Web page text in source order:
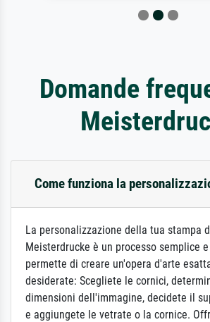
Domande
Come funziona la
La personalizzazione della tua stampa
Meisterdrucke è un processo semplice
permette di creare un'opera d'arte
desiderate: Scegliete le cornici,
dimensioni dell'immagine, decidete il
e aggiungete le vetrate o la cornice.